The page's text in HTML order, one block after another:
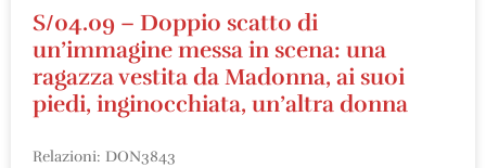
S/04.09 – Doppio scatto di
un’immagine messa in scena: una
ragazza vestita da Madonna, ai suoi
piedi, inginocchiata, un’altra donna
Relazioni: DON3843